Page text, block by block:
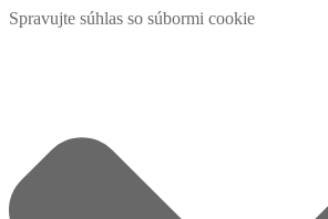
Spravujte súhlas so súbormi cookie